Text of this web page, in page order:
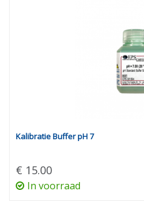
Kalibratie Buffer pH 7
€ 15.00
In voorraad